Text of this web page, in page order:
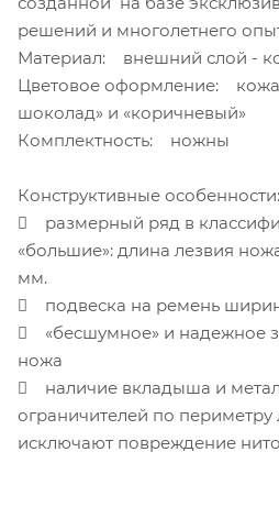
решений и многолетнего
Материал: внешний слой -
Цветовое оформление: кожа
шоколад» и «коричневый»
Комплектность: ножны
Конструктивные
 размерный ряд в
«большие»: длина лезвия
мм.
 подвеска на ремень
 «бесшумное» и надежное
ножа
 наличие вкладыша и
ограничителей по периметру
исключают повреждение